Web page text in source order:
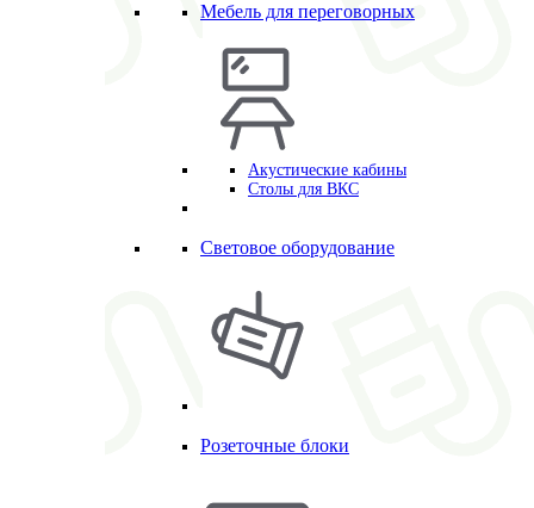
Мебель для переговорных
Акустические кабины
Столы для ВКС
Световое оборудование
Розеточные блоки